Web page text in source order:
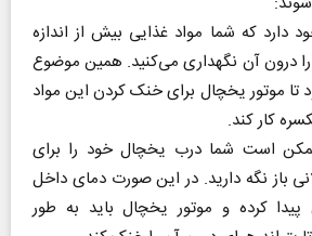
دارد که شما مواد غذایی بیش از اندازه
درون آن نگهداری می‌کنید. همین موضوع
تا موتور یخچال برای خنک کردن این مواد
کار کند.
است شما درب یخچال خود را برای
باز نگه دارید. در این صورت دمای داخل
کرده و موتور یخچال باید به طور